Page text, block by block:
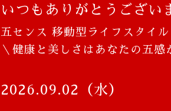
いつもありがとうござい
五センス 移動型ライフスタイ
＼健康と美しさはあなたの五感
2026.09.02（水）